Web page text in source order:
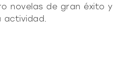
novelas de gran éxito y
actividad.